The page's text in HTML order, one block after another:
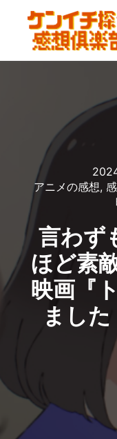
アニメの感想,
言わず
ほど素
映画『
まし